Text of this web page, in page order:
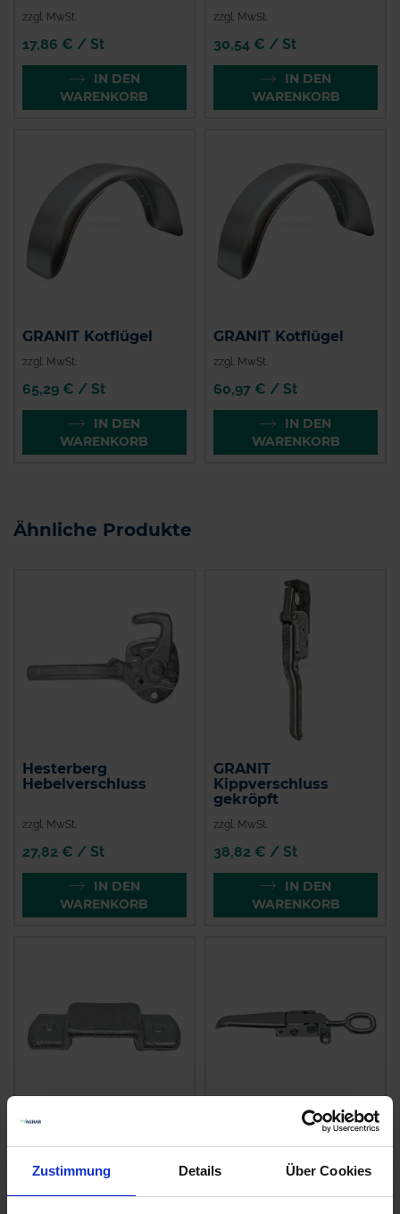
Zustimmung Details Über Cookies
zzgl. MwSt.
17,86 € / St
IN DEN
WARENKORB
zzgl. MwSt.
30,54 € / St
IN DEN
WARENKORB
GRANIT Kotflügel
zzgl. MwSt.
65,29 € / St
IN DEN
WARENKORB
GRANIT Kotflügel
zzgl. MwSt.
60,97 € / St
IN DEN
WARENKORB
Ähnliche Produkte
Hesterberg
Hebelverschluss
zzgl. MwSt.
27,82 € / St
IN DEN
WARENKORB
GRANIT
Kippverschluss
gekröpft
zzgl. MwSt.
38,82 € / St
IN DEN
WARENKORB
Rungenhalter
zzgl. MwSt.
Exzenterverschluss
zzgl. MwSt.